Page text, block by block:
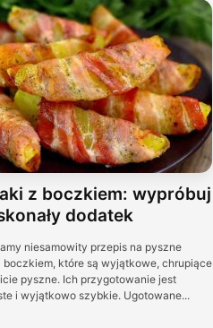
z boczkiem: wypróbuj
dodatek
niesamowity przepis na pyszne
boczkiem, które są wyjątkowe, chrupiące
pyszne. Ich przygotowanie jest
i wyjątkowo szybkie. Ugotowane...